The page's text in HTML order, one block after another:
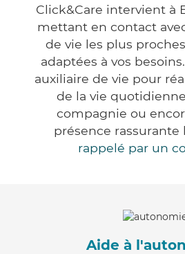
Click&Care intervient à
mettant en contact
de vie les plus
adaptées à vos
auxiliaire de vie pour
de la vie
compagnie ou
présence rassurante
rappelé par un
Aide à